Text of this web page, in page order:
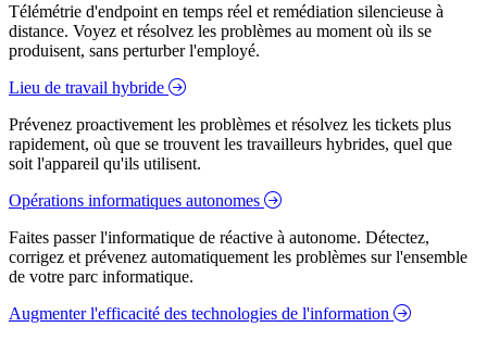
Télémétrie d'endpoint en temps réel et remédiation silencieuse à
distance. Voyez et résolvez les problèmes au moment où ils se
produisent, sans perturber l'employé.
Lieu de travail hybride
Prévenez proactivement les problèmes et résolvez les tickets plus
rapidement, où que se trouvent les travailleurs hybrides, quel que
soit l'appareil qu'ils utilisent.
Opérations informatiques autonomes
Faites passer l'informatique de réactive à autonome. Détectez,
corrigez et prévenez automatiquement les problèmes sur l'ensemble
de votre parc informatique.
Augmenter l'efficacité des technologies de l'information